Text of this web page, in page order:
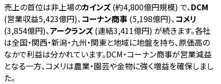
売上の首位は非上場のカインズ(約4,800億円規模) で、DCM
(営業収益5,423億円)、 コーナン商事 (5,198億円)、 コメリ
(3,854億円)、アークランズ(連結3,411億円) が続きます。各社
は全国・関西・新潟・九州・関東と地域に地盤を持ち、原価高の
なかで利益は分かれています。DCM・コーナン商事が営業減益
となる一方、コメリは農業・園芸や金物に強く増益を確保しまし
た。